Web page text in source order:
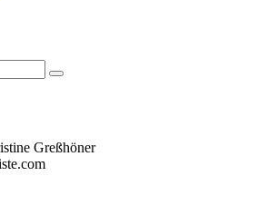
Suchen
Greßhöner